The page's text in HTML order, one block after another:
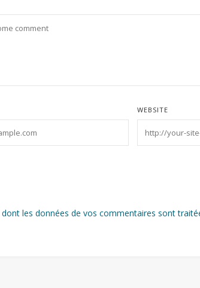
WEBSITE
les données de vos commentaires sont